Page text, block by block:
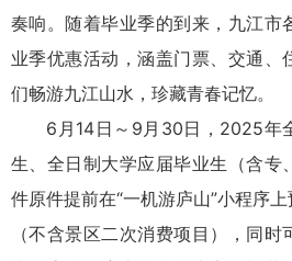
奏响。随着毕业季的到来，九江市
业季优惠活动，涵盖门票、交通、
们畅游九江山水，珍藏青春记忆。
6月14日～9月30日，2025年
生、全日制大学应届毕业生（含专
件原件提前在“一机游庐山”小程序
（不含景区二次消费项目），同